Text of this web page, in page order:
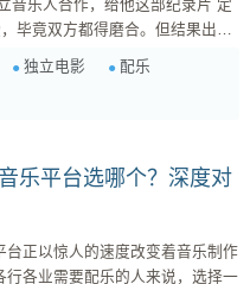
感觉每一个音符都踩在点上。而
独立电影
配乐
乐平台选哪个？深度对
正以惊人的速度改变着音乐制作
各业需要配乐的人来说，选择一